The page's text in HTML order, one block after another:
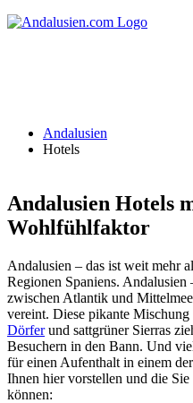
Andalusien
Hotels
Andalusien Hotels
Wohlfühlfaktor
Andalusien – das ist weit mehr
Regionen Spaniens. Andalusien
zwischen Atlantik und
vereint. Diese pikante
Dörferund sattgrüner Sierras
Besuchern in den Bann. Und
für einen Aufenthalt in einem
Ihnen hier vorstellen und die
können: